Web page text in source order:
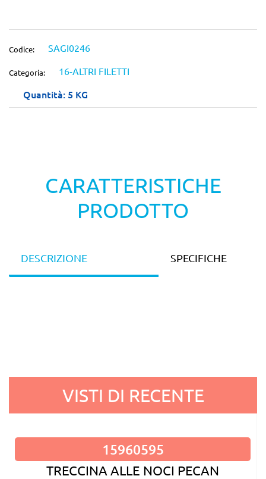
Codice: SAGI0246
Categoria: 16-ALTRI FILETTI
Quantità: 5 KG
CARATTERISTICHE
PRODOTTO
DESCRIZIONE SPECIFICHE
VISTI DI RECENTE
15960595
TRECCINA ALLE NOCI PECAN